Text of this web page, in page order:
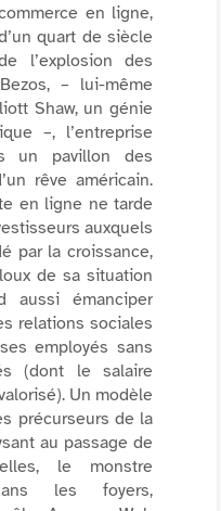
en ligne,
quart de siècle
l’explosion des
– lui-même
Shaw, un génie
–, l’entreprise
un pavillon des
rêve américain.
en ligne ne tarde
auxquels
par la croissance,
de sa situation
aussi émanciper
relations sociales
employés sans
(dont le salaire
Un modèle
précurseurs de la
au passage de
le monstre
les foyers,